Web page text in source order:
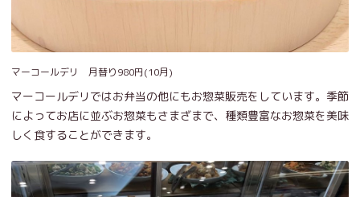
マーコールデリ 月替り980円(10月)
マーコールデリではお弁当の他にもお惣菜販売をしています。季節
によってお店に並ぶお惣菜もさまざまで、種類豊富なお惣菜を美味
しく食することができます。